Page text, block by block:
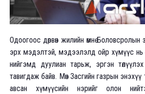
Одоогоос дөрвөн жилийн өмнө
эрх мэдэлтэй, мэдээлэлд ойр хүмүүс нь
нийгэмд дуулиан тарьж, эргэн
тавигдаж байв. Мөн Засгийн газрын энэхүү
авсан хүмүүсийн нэрийг олон